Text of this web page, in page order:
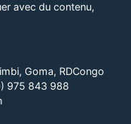
avec du contenu,
Goma, RDCongo
975 843 988